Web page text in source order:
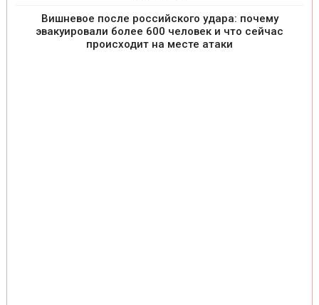
Вишневое после российского удара: почему
эвакуировали более 600 человек и что сейчас
происходит на месте атаки